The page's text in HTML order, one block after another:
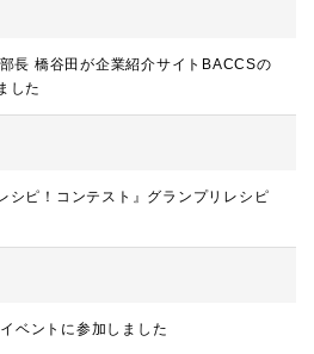
長 橋谷田が企業紹介サイトBACCSの
した
シピ！コンテスト』グランプリレシピ
ベントに参加しました